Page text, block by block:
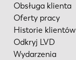
Obsługa klienta
Oferty pracy
Historie klientów
Odkryj LVD
Wydarzenia